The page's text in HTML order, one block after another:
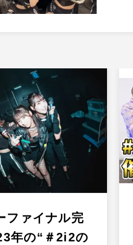
ファイナル完
年の“＃2i2の